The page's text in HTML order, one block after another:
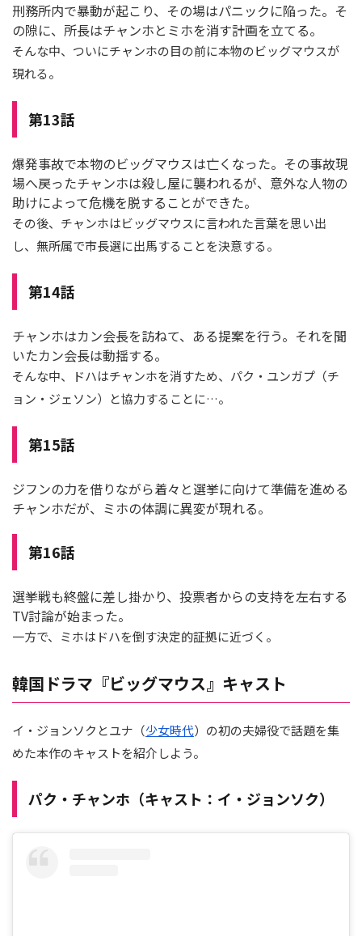
刑務所内で暴動が起こり、その場はパニックに陥った。そ
の隙に、所長はチャンホとミホを消す計画を立てる。
そんな中、ついにチャンホの目の前に本物のビッグマウスが
現れる。
第13話
爆発事故で本物のビッグマウスは亡くなった。その事故現
場へ戻ったチャンホは殺し屋に襲われるが、意外な人物の
助けによって危機を脱することができた。
その後、チャンホはビッグマウスに言われた言葉を思い出
し、無所属で市長選に出馬することを決意する。
第14話
チャンホはカン会長を訪ねて、ある提案を行う。それを聞
いたカン会長は動揺する。
そんな中、ドハはチャンホを消すため、パク・ユンガプ（チ
ョン・ジェソン）と協力することに…。
第15話
ジフンの力を借りながら着々と選挙に向けて準備を進める
チャンホだが、ミホの体調に異変が現れる。
第16話
選挙戦も終盤に差し掛かり、投票者からの支持を左右する
TV討論が始まった。
一方で、ミホはドハを倒す決定的証拠に近づく。
韓国ドラマ『ビッグマウス』キャスト
イ・ジョンソクとユナ（少女時代）の初の夫婦役で話題を集
めた本作のキャストを紹介しよう。
パク・チャンホ（キャスト：イ・ジョンソク）